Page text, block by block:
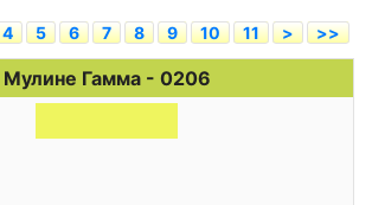
4 5 6 7 8 9 10 11 > >>
Мулине Гамма - 0206